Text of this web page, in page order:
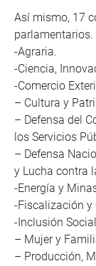
Así mismo, 17
parlamentarios.
-Agraria.
-Ciencia,
-Comercio
– Cultura y
– Defensa del
los Servicios
– Defensa
y Lucha contra
-Energía y
-Fiscalización y
-Inclusión
– Mujer y
– Producción,